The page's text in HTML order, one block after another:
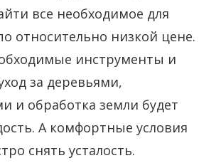
все необходимое для
относительно низкой цене.
инструменты и
за деревьями,
и обработка земли будет
А комфортные условия
снять усталость.